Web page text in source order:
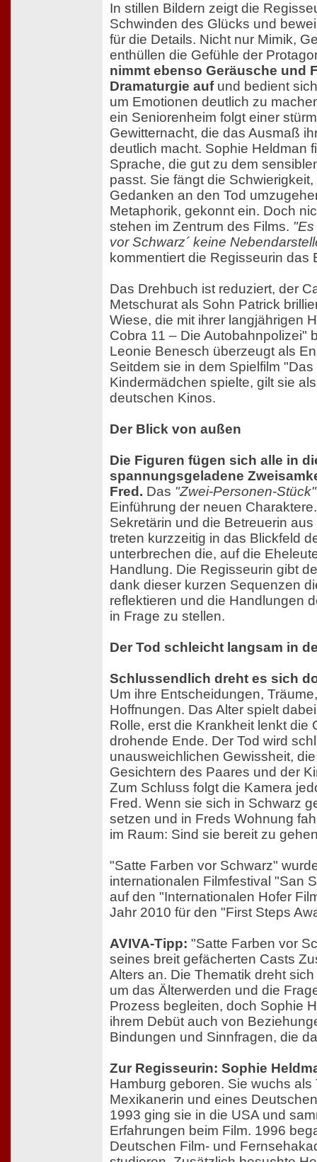
In stillen Bildern zeigt die
Schwinden des Glücks und
für die Details. Nicht nur Mimik,
enthüllen die Gefühle der
nimmt ebenso Geräusche und
Dramaturgie aufund bedient
um Emotionen deutlich zu
ein Seniorenheim folgt einer
Gewitternacht, die das Ausmaß
deutlich macht. Sophie Heldman
Sprache, die gut zu dem
passt. Sie fängt die
Gedanken an den Tod
Metaphorik, gekonnt ein. Doch
stehen im Zentrum des Films. "Es
vor Schwarz´ keine
kommentiert die Regisseurin das
Das Drehbuch ist reduziert, der
Metschurat als Sohn Patrick
Wiese, die mit ihrer langjährigen
Cobra 11 – Die Autobahnpolizei"
Leonie Benesch überzeugt als
Seitdem sie in dem Spielfilm
Kindermädchen spielte, gilt sie
deutschen Kinos.
Der Blick von außen
Die Figuren fügen sich alle in
spannungsgeladene
Fred. Das "Zwei-Personen-Stück"
Einführung der neuen
Sekretärin und die Betreuerin
treten kurzzeitig in das Blickfeld
unterbrechen die, auf die
Handlung. Die Regisseurin gibt
dank dieser kurzen Sequenzen
reflektieren und die Handlungen
in Frage zu stellen.
Der Tod schleicht langsam in
Schlussendlich dreht es sich
Um ihre Entscheidungen,
Hoffnungen. Das Alter spielt
Rolle, erst die Krankheit lenkt die
drohende Ende. Der Tod wird
unausweichlichen Gewissheit,
Gesichtern des Paares und der
Zum Schluss folgt die Kamera
Fred. Wenn sie sich in Schwarz
setzen und in Freds Wohnung
im Raum: Sind sie bereit zu
"Satte Farben vor Schwarz"
internationalen Filmfestival "San
auf den "Internationalen Hofer
Jahr 2010 für den "First Steps
AVIVA-Tipp: "Satte Farben vor
seines breit gefächerten Casts
Alters an. Die Thematik dreht
um das Älterwerden und die
Prozess begleiten, doch Sophie
ihrem Debüt auch von
Bindungen und Sinnfragen, die
Zur Regisseurin: Sophie
Hamburg geboren. Sie wuchs als
Mexikanerin und eines
1993 ging sie in die USA und
Erfahrungen beim Film. 1996
Deutschen Film- und